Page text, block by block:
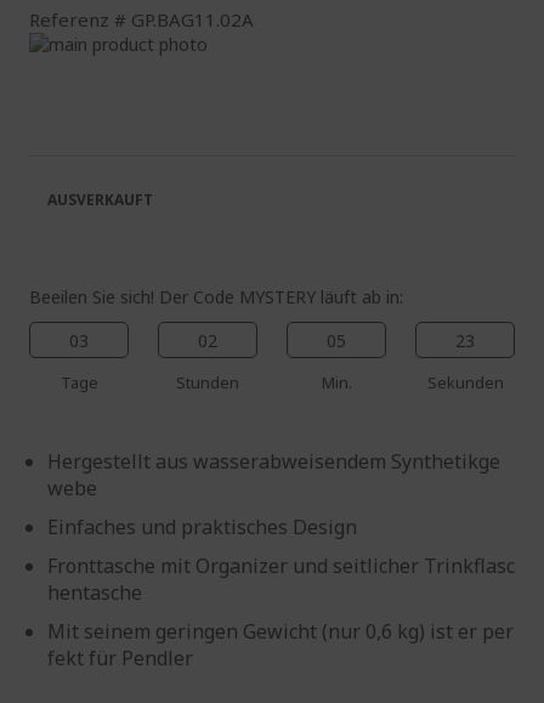
Referenz GP.BAG11.02A
Zum
Beeilen Sie sich! Der Code MYSTERY läuft ab in:
03
Tage
02
Stunden
05
Min.
23
Sekunden
Hergestellt aus wasserabweisendem Synthetikge
webe
Einfaches und praktisches Design
Fronttasche mit Organizer und seitlicher Trinkflasc
hentasche
Mit seinem geringen Gewicht (nur 0,6 kg) ist er per
fekt für Pendler
AUSVERKAUFT